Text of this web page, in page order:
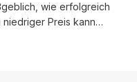
wie erfolgreich
niedriger Preis kann…